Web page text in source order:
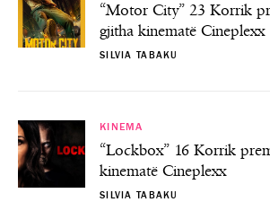
“Motor City” 23 Korrik
gjitha kinematë Cineplexx
SILVIA TABAKU
KINEMA
“Lockbox” 16 Korrik
kinematë Cineplexx
SILVIA TABAKU